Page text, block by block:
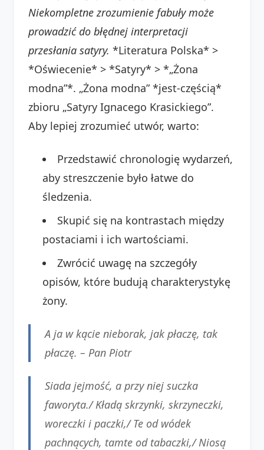
Niekompletne zrozumienie fabuły może
prowadzić do błędnej interpretacji
przesłania satyry. *Literatura Polska* >
*Oświecenie* > *Satyry* > *„Żona
modna”*. „Żona modna” *jest-częścią*
zbioru „Satyry Ignacego Krasickiego”.
Aby lepiej zrozumieć utwór, warto:
Przedstawić chronologię wydarzeń,
aby streszczenie było łatwe do
śledzenia.
Skupić się na kontrastach między
postaciami i ich wartościami.
Zwrócić uwagę na szczegóły
opisów, które budują charakterystykę
żony.
A ja w kącie nieborak, jak płaczę, tak
płaczę. – Pan Piotr
Siada jejmość, a przy niej suczka
faworyta./ Kładą skrzynki, skrzyneczki,
woreczki i paczki,/ Te od wódek
pachnących, tamte od tabaczki,/ Niosą